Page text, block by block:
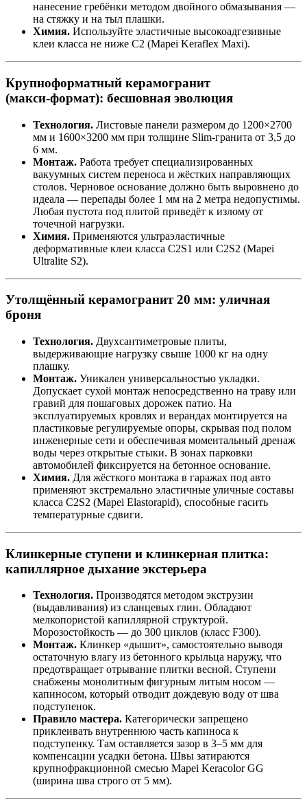
нанесение гребёнки методом двойного обмазывания —
на стяжку и на тыл плашки.
Химия. Используйте эластичные высокоадгезивные
клеи класса не ниже C2 (Mapei Keraflex Maxi).
Крупноформатный керамогранит
(макси‑формат): бесшовная эволюция
Технология. Листовые панели размером до 1200×2700
мм и 1600×3200 мм при толщине Slim‑гранита от 3,5 до
6 мм.
Монтаж. Работа требует специализированных
вакуумных систем переноса и жёстких направляющих
столов. Черновое основание должно быть выровнено до
идеала — перепады более 1 мм на 2 метра недопустимы.
Любая пустота под плитой приведёт к излому от
точечной нагрузки.
Химия. Применяются ультраэластичные
деформативные клеи класса C2S1 или C2S2 (Mapei
Ultralite S2).
Утолщённый керамогранит 20 мм: уличная
броня
Технология. Двухсантиметровые плиты,
выдерживающие нагрузку свыше 1000 кг на одну
плашку.
Монтаж. Уникален универсальностью укладки.
Допускает сухой монтаж непосредственно на траву или
гравий для пошаговых дорожек патио. На
эксплуатируемых кровлях и верандах монтируется на
пластиковые регулируемые опоры, скрывая под полом
инженерные сети и обеспечивая моментальный дренаж
воды через открытые стыки. В зонах парковки
автомобилей фиксируется на бетонное основание.
Химия. Для жёсткого монтажа в гаражах под авто
применяют экстремально эластичные уличные составы
класса C2S2 (Mapei Elastorapid), способные гасить
температурные сдвиги.
Клинкерные ступени и клинкерная плитка:
капиллярное дыхание экстерьера
Технология. Производятся методом экструзии
(выдавливания) из сланцевых глин. Обладают
мелкопористой капиллярной структурой.
Морозостойкость — до 300 циклов (класс F300).
Монтаж. Клинкер «дышит», самостоятельно выводя
остаточную влагу из бетонного крыльца наружу, что
предотвращает отрывание плитки весной. Ступени
снабжены монолитным фигурным литым носом —
капиносом, который отводит дождевую воду от шва
подступенок.
Правило мастера. Категорически запрещено
приклеивать внутреннюю часть капиноса к
подступенку. Там оставляется зазор в 3–5 мм для
компенсации усадки бетона. Швы затираются
крупнофракционной смесью Mapei Keracolor GG
(ширина шва строго от 5 мм).